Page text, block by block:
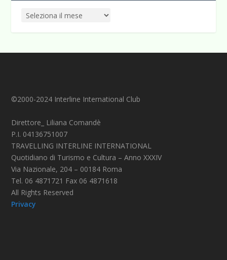
©2000-2024 Interline International Club
Direttore_ Liliana Comandè
P.I. 04136751007
TRAVELLING INTERLINE INTERNATIONAL
Quotidiano di Turismo e Cultura – Anno XXXIV
Via Nazionale, 204 – 00184 Roma
Tel. 06 4871721 Fax 06 4871618
All Rights Reserved
Privacy